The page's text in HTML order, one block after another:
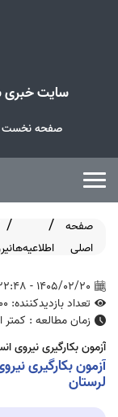
صفحه نخست
سایت خبری
صفحه
اصلی
اطلاعیه‌ها
1405/02/20 - 22:48
تعداد بازدیدکننده: 3200
زمان مطالعه : کمتر
آزمون بکارگیری نیروی
آزمون بکارگیری
لرستان